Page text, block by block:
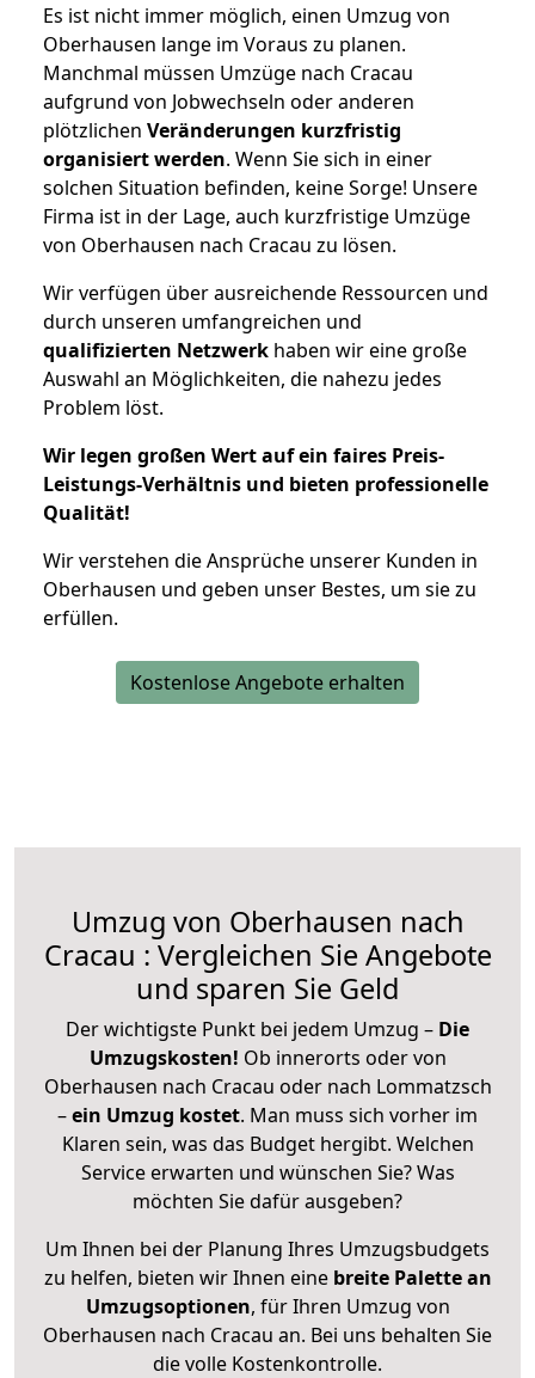
Es ist nicht immer möglich, einen Umzug von
Oberhausen lange im Voraus zu planen.
Manchmal müssen Umzüge nach Cracau
aufgrund von Jobwechseln oder anderen
plötzlichen Veränderungen kurzfristig
organisiert werden. Wenn Sie sich in einer
solchen Situation befinden, keine Sorge! Unsere
Firma ist in der Lage, auch kurzfristige Umzüge
von Oberhausen nach Cracau zu lösen.
Wir verfügen über ausreichende Ressourcen und
durch unseren umfangreichen und
qualifizierten Netzwerk haben wir eine große
Auswahl an Möglichkeiten, die nahezu jedes
Problem löst.
Wir legen großen Wert auf ein faires Preis-
Leistungs-Verhältnis und bieten professionelle
Qualität!
Wir verstehen die Ansprüche unserer Kunden in
Oberhausen und geben unser Bestes, um sie zu
erfüllen.
Kostenlose Angebote erhalten
Umzug von Oberhausen nach
Cracau : Vergleichen Sie Angebote
und sparen Sie Geld
Der wichtigste Punkt bei jedem Umzug – Die
Umzugskosten! Ob innerorts oder von
Oberhausen nach Cracau oder nach Lommatzsch
–ein Umzug kostet. Man muss sich vorher im
Klaren sein, was das Budget hergibt. Welchen
Service erwarten und wünschen Sie? Was
möchten Sie dafür ausgeben?
Um Ihnen bei der Planung Ihres Umzugsbudgets
zu helfen, bieten wir Ihnen eine breite Palette an
Umzugsoptionen, für Ihren Umzug von
Oberhausen nach Cracau an. Bei uns behalten Sie
die volle Kostenkontrolle.